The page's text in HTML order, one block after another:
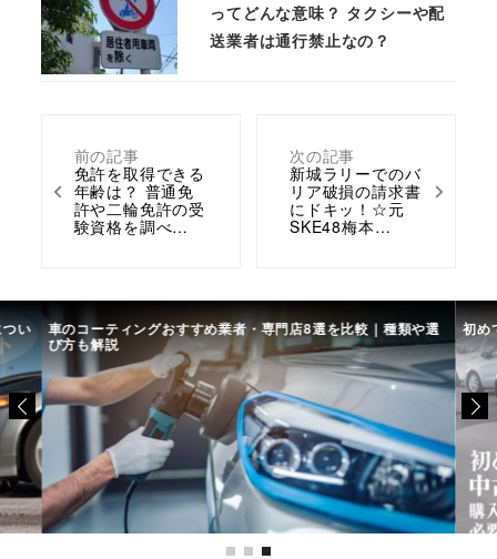
前の記事
免許を取得できる
年齢は？ 普通免
許や二輪免許の受
験資格を調べ…
次の記事
新城ラリーでのバ
リア破損の請求書
にドキッ！☆元
SKE48梅本…
ってどんな意味？ タクシーや配
送業者は通行禁止なの？
い 車のコーティングおすすめ業者・専門店8選を比較｜種類や選
び方も解説
初め